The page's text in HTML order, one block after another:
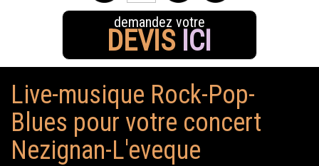
demandez votre
DEVIS ICI
Live-musique Rock-Pop-
Blues pour votre concert
Nezignan-L'eveque